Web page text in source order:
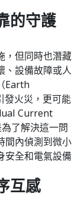
的守護
，但同時也潛藏
、設備故障或人
Earth
發火災，更可能
Current
了解決這一問
間內偵測到微小
安全和電氣設備
互感